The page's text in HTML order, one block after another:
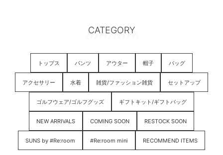
CATEGORY
トップス パンツ アウター 帽子 バッグ
アクセサリー 水着 雑貨/ファッション雑貨 セットアップ
ゴルフウェア/ゴルフグッズ ギフトキット/ギフトバッグ
NEW ARRIVALS COMING SOON RESTOCK SOON
SUNS by #Re:room #Re:room mini RECOMMEND ITEMS